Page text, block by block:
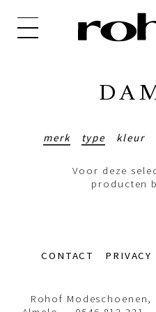
merk type kleur
Voor deze
producten
Footer-CONTACT PRIVACY
Rohof Modeschoenen,